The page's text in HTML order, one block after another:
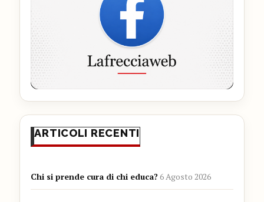
ARTICOLI RECENTI
Chi si prende cura di chi educa?6 Agosto 2026